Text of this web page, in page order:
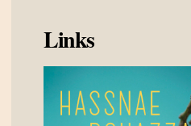
Links